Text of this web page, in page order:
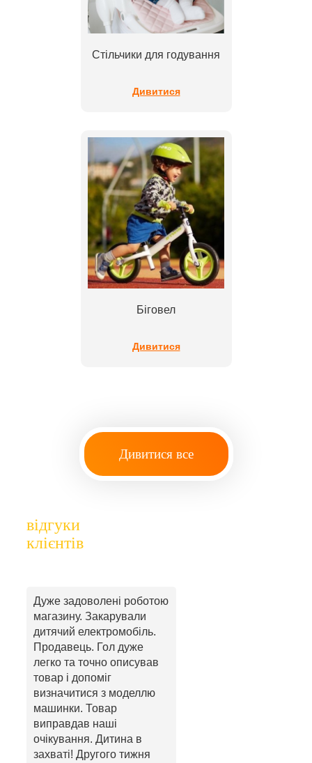
Стільчики для годування
Дивитися
Біговел
Дивитися
Дивитися все
відгуки
клієнтів
Дуже задоволені роботою
магазину. Закарували
дитячий електромобіль.
Продавець. Гол дуже
легко та точно описував
товар і допоміг
визначитися з моделлю
машинки. Товар
виправдав наші
очікування. Дитина в
захваті! Другого тижня